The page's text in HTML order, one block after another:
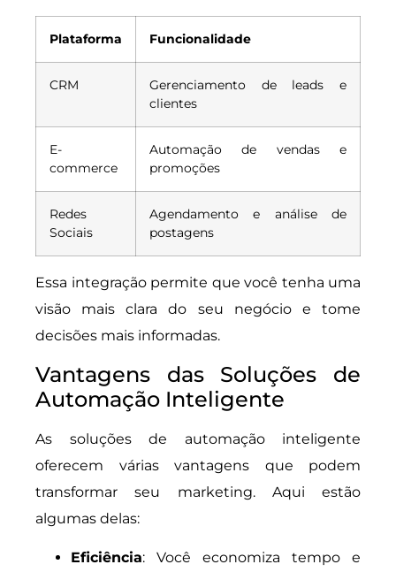
Plataforma Funcionalidade
CRM
Gerenciamento de leads e
clientes
E-
commerce
Automação de vendas e
promoções
Redes
Sociais
Agendamento e análise de
postagens
Essa integração permite que você tenha uma
visão mais clara do seu negócio e tome
decisões mais informadas.
Vantagens das Soluções de
Automação Inteligente
As soluções de automação inteligente
oferecem várias vantagens que podem
transformar seu marketing. Aqui estão
algumas delas:
Eficiência: Você economiza tempo e